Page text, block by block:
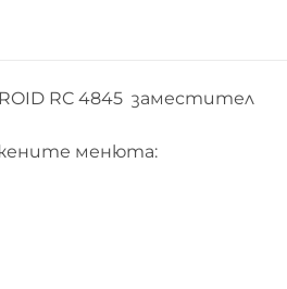
RC 4845 заместител
менюта: